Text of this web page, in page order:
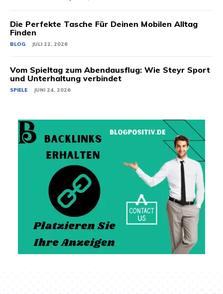
Die Perfekte Tasche Für Deinen Mobilen Alltag
Finden
BLOG JULI 22, 2026
Vom Spieltag zum Abendausflug: Wie Steyr Sport
und Unterhaltung verbindet
SPIELE JUNI 24, 2026